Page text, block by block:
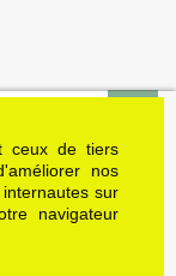
ceux de tiers
nos
sur
navigateur